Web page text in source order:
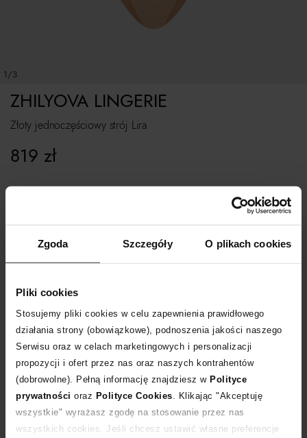
Zgoda Szczegóły O plikach cookies
Pliki cookies
Stosujemy pliki cookies w celu zapewnienia prawidłowego
działania strony (obowiązkowe), podnoszenia jakości naszego
Serwisu oraz w celach marketingowych i personalizacji
propozycji i ofert przez nas oraz naszych kontrahentów
(dobrowolne). Pełną informację znajdziesz w Polityce
prywatności oraz Polityce Cookies . Klikając "Akceptuję
wszystkie" wyrażasz zgodę na stosowanie przez nas
wszystkich cookies. Jeśli chcesz ustawić własne preferencje
1/3
Złoty jednoczęściowy strój Lira
ZHILYOVA LINGERIE
819 zł
Dostawa
14 dni na zwrot towaru
+164 punktówzyskujesz w Klubie Korzyści
Kup teraz, Zapłać później!